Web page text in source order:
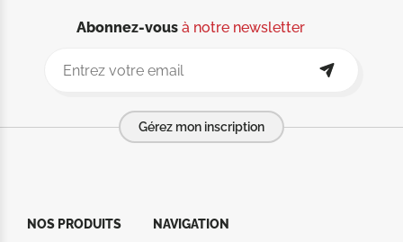
Abonnez-vousà notre newsletter
Gérez mon inscription
NOS PRODUITS
NAVIGATION